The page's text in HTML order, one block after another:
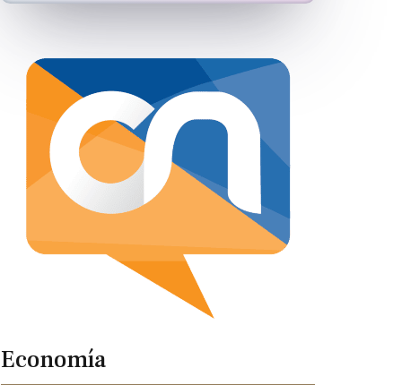
Economía